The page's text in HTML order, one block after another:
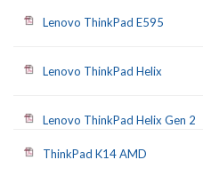
Lenovo ThinkPad E595
Lenovo ThinkPad Helix
Lenovo ThinkPad Helix Gen 2
ThinkPad K14 AMD